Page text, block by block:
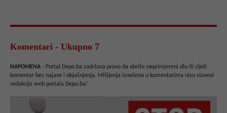
Komentari - Ukupno 7
NAPOMENA - Portal Depo.ba zadržava pravo da obriše neprimjereni dio ili cijeli
komentar bez najave i objašnjenja. Mišljenja iznešena u komentarima nisu stavovi
redakcije web portala Depo.ba!